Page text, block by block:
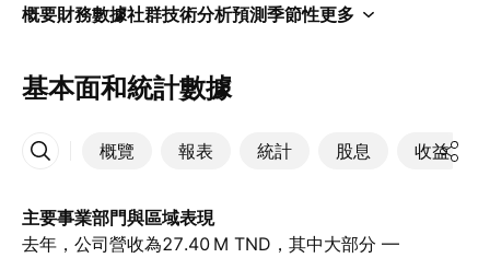
概要財務數據社群技術分析預測季節性更多
基本面和統計數據
概覽 報表 統計 股息 收益
更多
主要事業部門與區域表現
去年，公司營收為‪27.40 M‬ TND，其中大部分 —